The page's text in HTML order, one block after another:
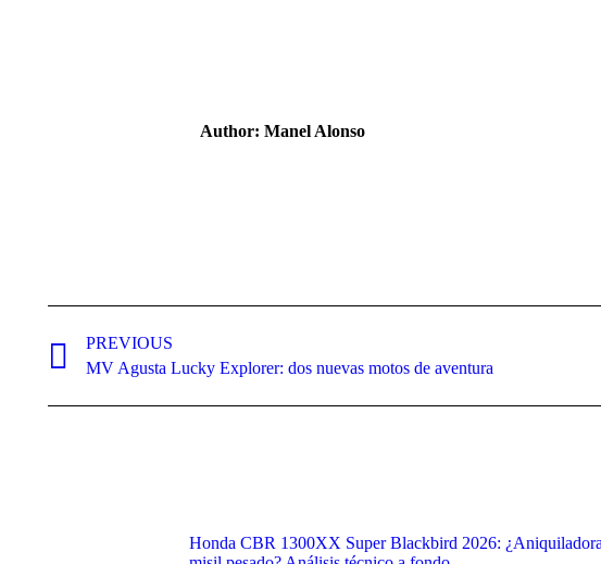
Author: Manel Alonso
navigation
PREVIOUS
Previous
MV Agusta Lucky Explorer: dos nuevas motos de aventura
Honda CBR 1300XX Super Blackbird 2026: